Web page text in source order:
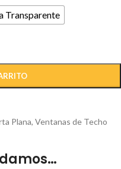
Transparente
Plana, Ventanas de Techo